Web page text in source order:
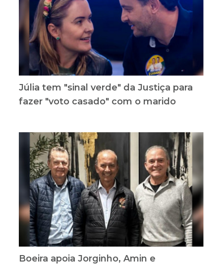
Júlia tem "sinal verde" da Justiça para
fazer "voto casado" com o marido
Boeira apoia Jorginho, Amin e